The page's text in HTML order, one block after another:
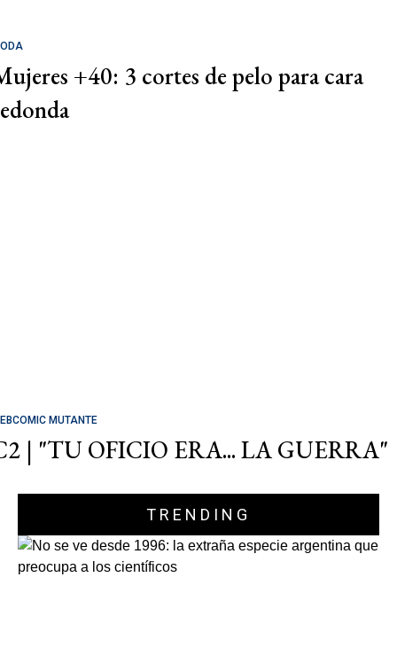
+40: 3 cortes de pelo para cara
MUTANTE
| "TU OFICIO ERA... LA GUERRA"
TRENDING